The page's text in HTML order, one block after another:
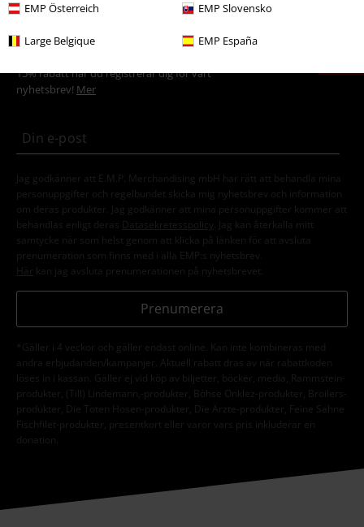
EMP Österreich EMP Slovensko
Large Belgique EMP España
15% rabatt när du registrerar dig för vårt
nyhetsbrev! Mer
Jag godkänner att E.M.P. Merchandising mbH har rätt att behandla mina
personuppgifter och regelbundet skicka mig nyhetsbrev och information
om deras produkter. Jag godkänner att mina personuppgifter kommer att
behandlas enligt deras
Datasekretesspolicy
. Jag kan återkalla mitt
samtycke när som helst genom att klicka på länken för att avsluta
prenumeration som finns med i alla EMP:s nyhetsbrev.
Här kan jag avsluta prenumerationen på nyhetsbrevet.
Prenumerera
*Gäller i 4 veckor och gäller endast online. Kan inte kombineras med
andra erbjudanden/kampanjer. Aktuell rabatt dras av när rabattkoden
löses in i kassan. Gäller ej vid köp av biljetter, böcker, media, Rammstein-
produkter, (Till) Lindemann,-produkter, Böhse Onklez-produkter, Broilers-
produkter, Die Toten Hosen-produkter, Die Ärzte-produkter, Feine Sahne
Fischfilet-produkter, presentkort eller varor vars pris inkluderar en
donation.